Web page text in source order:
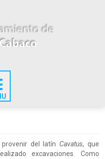
del latín Cavatus, que
excavaciones. Como